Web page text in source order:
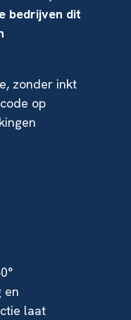
bedrijven dit
zonder inkt
op
en
laat